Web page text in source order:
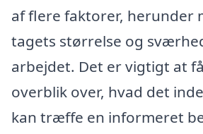
af flere faktorer, herunder
tagets størrelse og
arbejdet. Det er vigtigt at
overblik over, hvad det
kan træffe en informeret